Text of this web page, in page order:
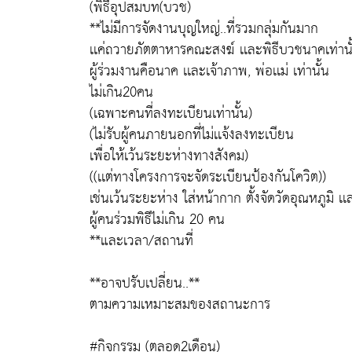
(พิธีอุปสมบท(บวช)
**ไม่มีการจัดงานบุญใหญ่..ที่รวมกลุ่มกันมาก
เเค่ถวายภัตตาหารคณะสงฆ์ เเละพิธีบวชนาคเท่า
ผู้ร่วมงานคือนาค เเละเจ้าภาพ, พ่อเเม่ เท่านั้น
ไม่เกิน20คน
(เฉพาะคนที่ลงทะเบียนเท่านั้น)
(ไม่รับผู้คนภายนอกที่ไม่เเจ้งลงทะเบียน
เพื่อให้เว้นระยะห่างทางสังคม)
((เเต่ทางโครงการจะจัดระเบียนป้องกันโควิต))
เช่นเว้นระยะห่าง ใส่หน้ากาก ตั้งจัดวัดอุณหภูมิ เ
ผู้คนร่วมพิธีไม่เกิน 20 คน
**และเวลา/สถานที่
**อาจปรับเปลี่ยน..**
ตามความเหมาะสมของสถานะการ